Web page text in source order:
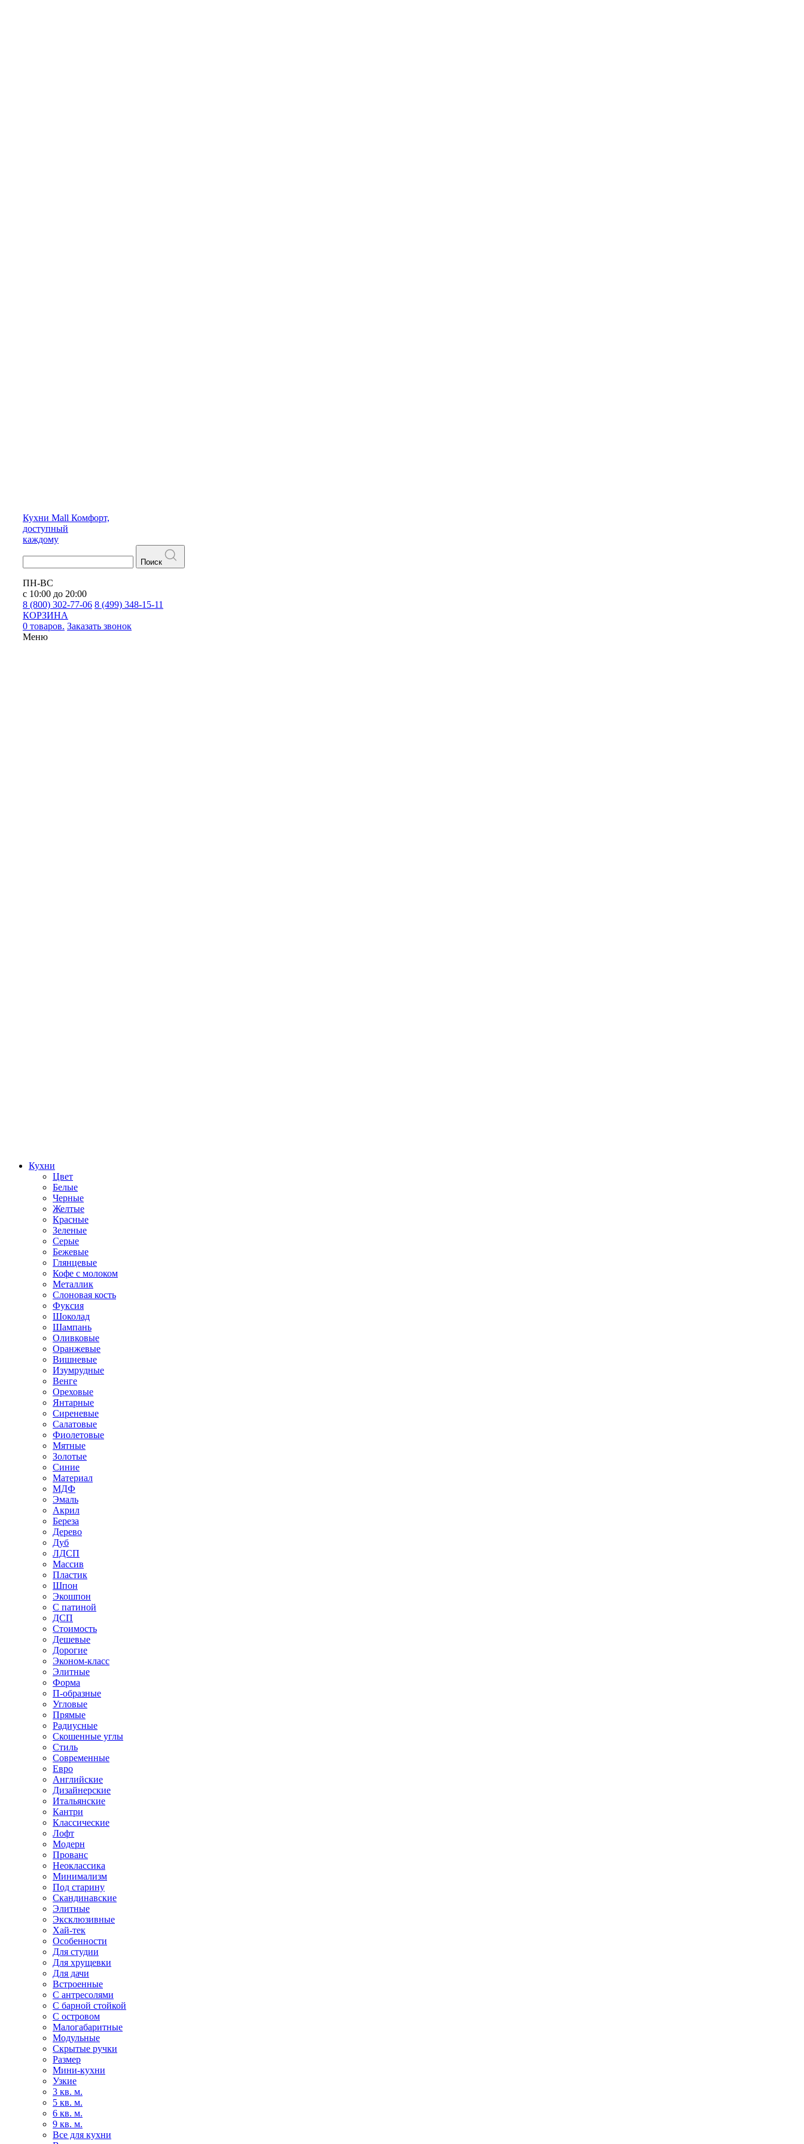
Кухни Mall Комфорт,
доступный
каждому
Поиск
ПН-ВС
с 10:00 до 20:00
8 (800) 302-77-06 8 (499) 348-15-11
КОРЗИНА
0 товаров. Заказать звонок
Меню
Кухни
Цвет
Белые
Черные
Желтые
Красные
Зеленые
Серые
Бежевые
Глянцевые
Кофе с молоком
Металлик
Слоновая кость
Фуксия
Шоколад
Шампань
Оливковые
Оранжевые
Вишневые
Изумрудные
Венге
Ореховые
Янтарные
Сиреневые
Салатовые
Фиолетовые
Мятные
Золотые
Синие
Материал
МДФ
Эмаль
Акрил
Береза
Дерево
Дуб
ЛДСП
Массив
Пластик
Шпон
Экошпон
С патиной
ДСП
Стоимость
Дешевые
Дорогие
Эконом-класс
Элитные
Форма
П-образные
Угловые
Прямые
Радиусные
Скошенные углы
Стиль
Современные
Евро
Английские
Дизайнерские
Итальянские
Кантри
Классические
Лофт
Модерн
Прованс
Неоклассика
Минимализм
Под старину
Скандинавские
Элитные
Эксклюзивные
Хай-тек
Особенности
Для студии
Для хрущевки
Для дачи
Встроенные
С антресолями
С барной стойкой
С островом
Малогабаритные
Модульные
Скрытые ручки
Размер
Мини-кухни
Узкие
3 кв. м.
5 кв. м.
6 кв. м.
9 кв. м.
Все для кухни